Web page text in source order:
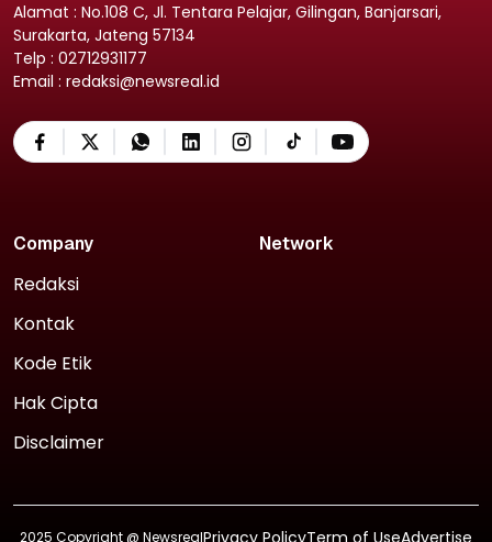
Alamat : No.108 C, Jl. Tentara Pelajar, Gilingan, Banjarsari,
Surakarta, Jateng 57134
Telp : 02712931177
Email : redaksi@newsreal.id
Company
Redaksi
Kontak
Kode Etik
Hak Cipta
Disclaimer
Network
2025 Copyright @ NewsrealPrivacy PolicyTerm of UseAdvertise